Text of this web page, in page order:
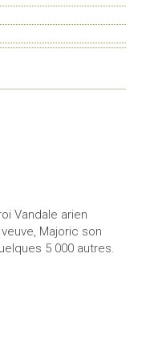
Vandale arien
Majoric son
5 000 autres.